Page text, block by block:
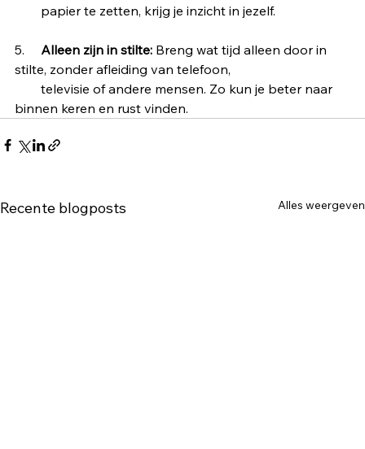
        papier te zetten, krijg je inzicht in jezelf.
5. Alleen zijn in stilte: Breng wat tijd alleen door in
stilte, zonder afleiding van telefoon,
binnen keren en rust vinden.
Recente blogposts Alles weergeven